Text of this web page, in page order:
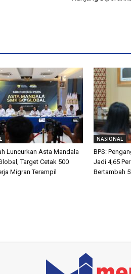
Luncurkan Asta Mandala
Target Cetak 500
Migran Terampil
NASIONAL
BPS:
Jadi 4,65
Bertambah